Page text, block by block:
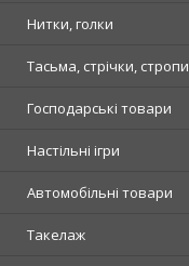
Нитки, голки
Тасьма, стрічки, стропи
Господарські товари
Настільні ігри
Автомобільні товари
Такелаж